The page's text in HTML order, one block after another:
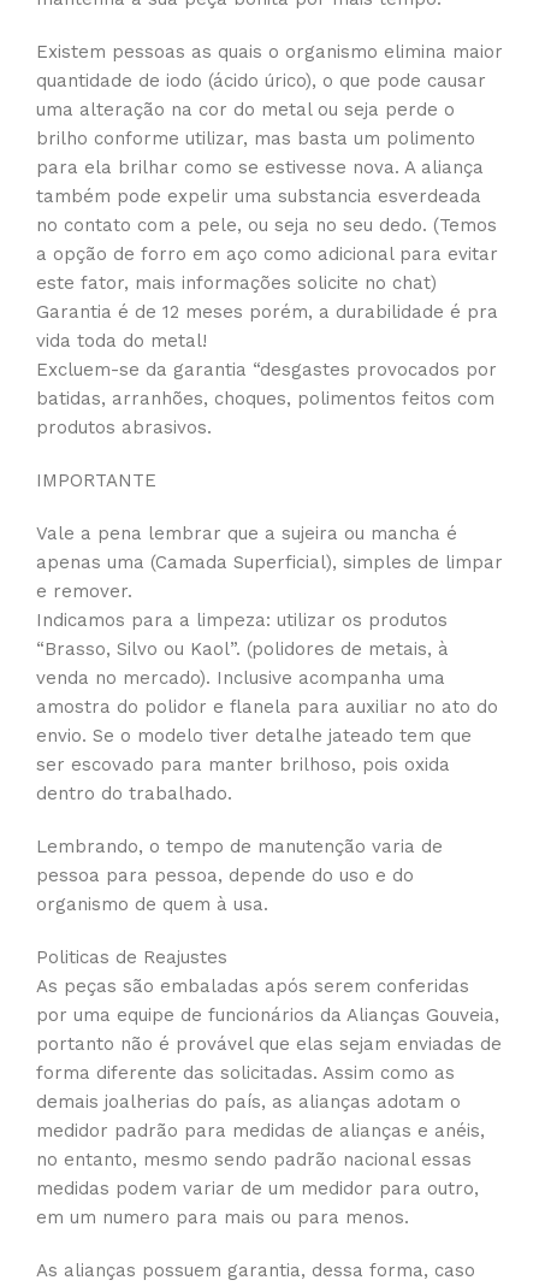
Existem pessoas as quais o organismo elimina maior
quantidade de iodo (ácido úrico), o que pode causar
uma alteração na cor do metal ou seja perde o
brilho conforme utilizar, mas basta um polimento
para ela brilhar como se estivesse nova. A aliança
também pode expelir uma substancia esverdeada
no contato com a pele, ou seja no seu dedo. (Temos
a opção de forro em aço como adicional para evitar
este fator, mais informações solicite no chat)
Garantia é de 12 meses porém, a durabilidade é pra
vida toda do metal!
Excluem-se da garantia “desgastes provocados por
batidas, arranhões, choques, polimentos feitos com
produtos abrasivos.
IMPORTANTE
Vale a pena lembrar que a sujeira ou mancha é
apenas uma (Camada Superficial), simples de limpar
e remover.
Indicamos para a limpeza: utilizar os produtos
“Brasso, Silvo ou Kaol”. (polidores de metais, à
venda no mercado). Inclusive acompanha uma
amostra do polidor e flanela para auxiliar no ato do
envio. Se o modelo tiver detalhe jateado tem que
ser escovado para manter brilhoso, pois oxida
dentro do trabalhado.
Lembrando, o tempo de manutenção varia de
pessoa para pessoa, depende do uso e do
organismo de quem à usa.
Politicas de Reajustes
As peças são embaladas após serem conferidas
por uma equipe de funcionários da Alianças Gouveia,
portanto não é provável que elas sejam enviadas de
forma diferente das solicitadas. Assim como as
demais joalherias do país, as alianças adotam o
medidor padrão para medidas de alianças e anéis,
no entanto, mesmo sendo padrão nacional essas
medidas podem variar de um medidor para outro,
em um numero para mais ou para menos.
As alianças possuem garantia, dessa forma, caso